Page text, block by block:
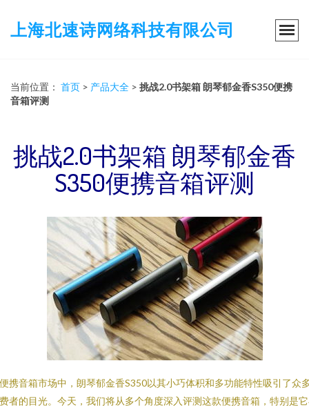
上海北速诗网络科技有限公司
当前位置： 首页 > 产品大全 > 挑战2.0书架箱 朗琴郁金香S350便携
音箱评测
挑战2.0书架箱 朗琴郁金香
S350便携音箱评测
携音箱市场中，朗琴郁金香S350以其小巧体积和多功能特性吸引了众
者的目光。今天，我们将从多个角度深入评测这款便携音箱，特别是